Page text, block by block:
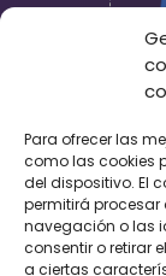
Para ofrecer las
como las cookies
del dispositivo. El
permitirá
navegación o las
consentir o retirar
a ciertas